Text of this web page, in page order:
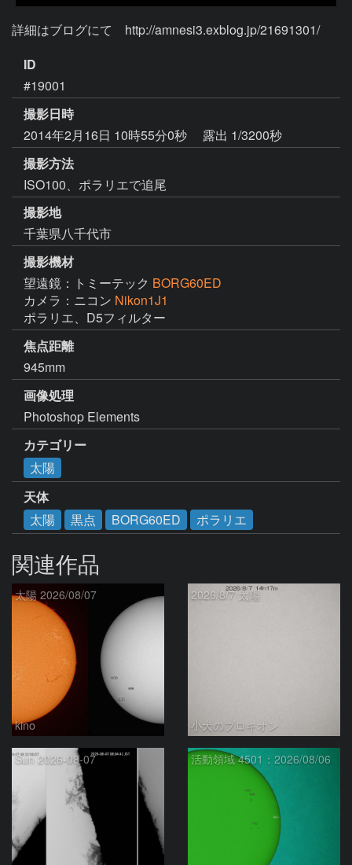
詳細はブログにて　http://amnesi3.exblog.jp/21691301/
ID
#19001
撮影日時
2014年2月16日 10時55分0秒
露出 1/3200秒
撮影方法
ISO100、ポラリエで追尾
撮影地
千葉県八千代市
撮影機材
望遠鏡：トミーテック BORG60ED
カメラ：ニコン Nikon1J1
ポラリエ、D5フィルター
焦点距離
945mm
画像処理
Photoshop Elements
カテゴリー
太陽
天体
太陽
黒点 BORG60ED ポラリエ
関連作品
太陽 2026/08/07
kino
2026/8/7 太陽
小犬のプロキオン
Sun 2026-08-07 活動領域 4501：2026/08/06